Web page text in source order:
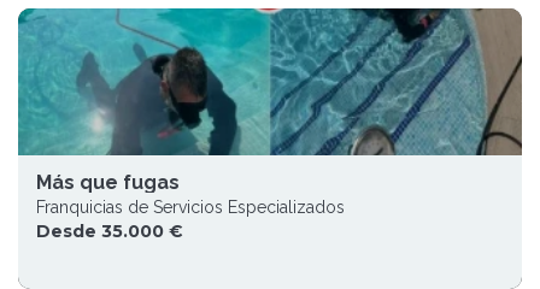
Más que fugas
Franquicias de Servicios Especializados
Desde 35.000 €